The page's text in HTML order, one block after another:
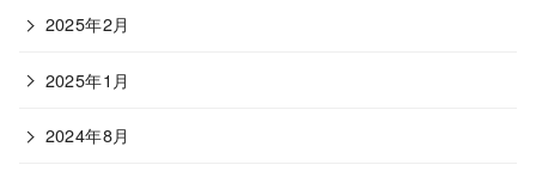
2025年2月
2025年1月
2024年8月